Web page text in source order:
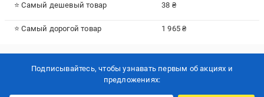
⭐ Самый дешевый товар 38 ₴
⭐ Самый дорогой товар 1 965 ₴
Подписывайтесь, чтобы узнавать первым об акцияx и
предложениях: